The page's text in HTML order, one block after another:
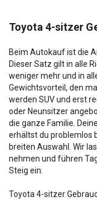
Toyota 4-sitzer
Beim Autokauf ist die
Dieser Satz gilt in alle
weniger mehr und in
Gewichtsvorteil, den
werden SUV und erst
oder Neunsitzer
die ganze Familie.
erhältst du problemlos
breiten Auswahl. Wir
nehmen und führen
Steig ein.
Toyota 4-sitzer